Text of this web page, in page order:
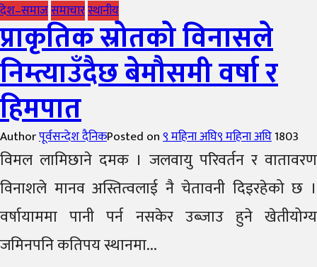
देश–समाजसमाचारस्थानीय
प्राकृतिक स्रोतको विनासले
निम्त्याउँदैछ बेमौसमी वर्षा र
हिमपात
Authorपूर्वसन्देश दैनिकPosted on९ महिना अघि९ महिना अघि1803
विमल लामिछाने दमक । जलवायु परिवर्तन र वातावरण
विनाशले मानव अस्तित्वलाई नै चेतावनी दिइरहेको छ ।
वर्षायाममा पानी पर्न नसकेर उब्जाउ हुने खेतीयोग्य
जमिनपनि कतिपय स्थानमा...